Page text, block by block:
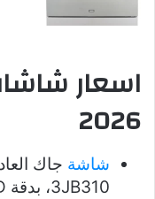
2026
شاشة